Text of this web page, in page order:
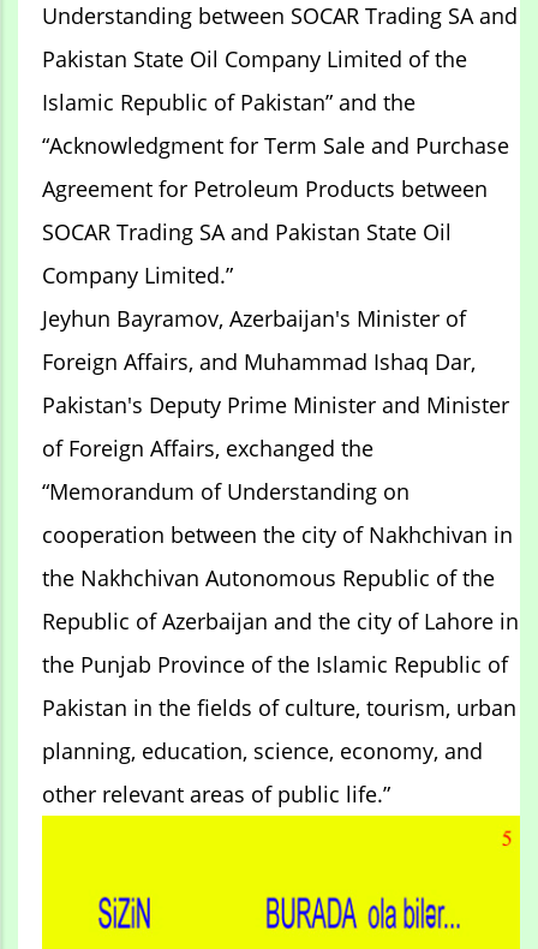
Understanding between SOCAR Trading SA and
Pakistan State Oil Company Limited of the
Islamic Republic of Pakistan” and the
“Acknowledgment for Term Sale and Purchase
Agreement for Petroleum Products between
SOCAR Trading SA and Pakistan State Oil
Company Limited.”
Jeyhun Bayramov, Azerbaijan's Minister of
Foreign Affairs, and Muhammad Ishaq Dar,
Pakistan's Deputy Prime Minister and Minister
of Foreign Affairs, exchanged the
“Memorandum of Understanding on
cooperation between the city of Nakhchivan in
the Nakhchivan Autonomous Republic of the
Republic of Azerbaijan and the city of Lahore in
the Punjab Province of the Islamic Republic of
Pakistan in the fields of culture, tourism, urban
planning, education, science, economy, and
other relevant areas of public life.”